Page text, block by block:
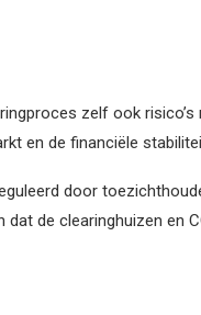
zelf ook
en de financiële
door
de clearinghuizen en